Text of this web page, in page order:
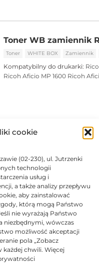
cookie
(02-230), ul. Jutrzenki
technologii
usług i
a także analizy przepływu
aby zainstalować
którą mogą Państwo
nie wyrażają Państwo
niezbędnymi, wówczas
możliwość akceptacji
pola „Zobacz
każdej chwili. Więcej
Toner WB zamiennik
Toner WHITE BOX Zamiennik
Kompatybilny do drukarki:
Ricoh Aficio MP 1600 Ricoh